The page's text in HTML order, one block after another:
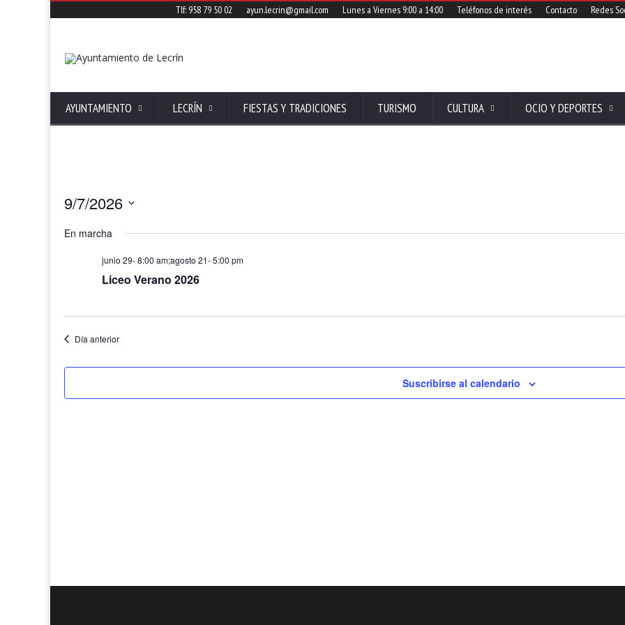
Tlf: 958 79 50 02 ayun.lecrin@gmail.com Lunes a Viernes 9:00 a 14:00 Teléfonos de interés Contacto Redes
AYUNTAMIENTO LECRÍN FIESTAS Y TRADICIONES TURISMO CULTURA OCIO Y DEPORTES
9/7/2026
fecha.
En marcha
junio 29- 8:00 am;agosto 21- 5:00 pm
Liceo Verano 2026
Día anterior
Suscribirse al calendario